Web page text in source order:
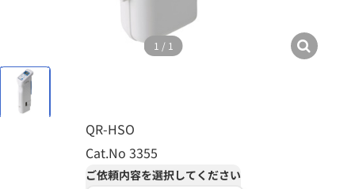
1 / 1
QR-HSO
Cat.No 3355
ご依頼内容を選択してください